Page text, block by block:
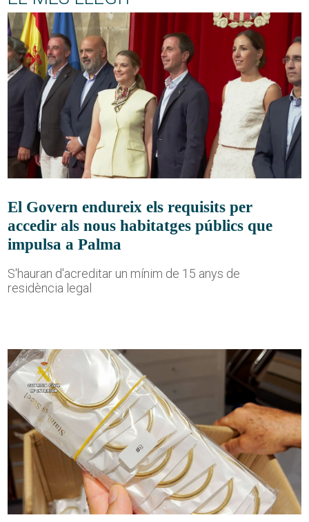
El Govern endureix els requisits per
accedir als nous habitatges públics que
impulsa a Palma
S'hauran d'acreditar un mínim de 15 anys de
residència legal